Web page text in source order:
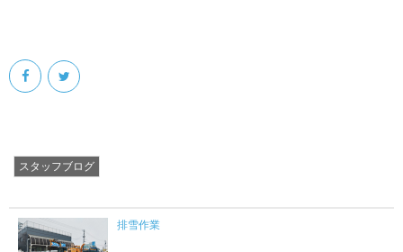
スタッフブログ
排雪作業